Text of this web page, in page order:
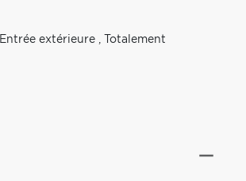
Entrée extérieure ,
Totalement